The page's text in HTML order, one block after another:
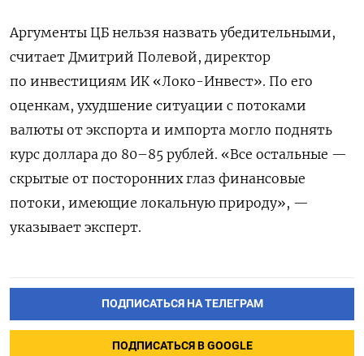
Аргументы ЦБ нельзя назвать убедительными,
считает Дмитрий Полевой, директор
по инвестициям ИК «Локо-Инвест». По его
оценкам, ухудшение ситуации с потоками
валюты от экспорта и импорта могло поднять
курс доллара до 80–85 рублей. «Все остальные —
скрытые от посторонних глаз финансовые
потоки, имеющие локальную природу», —
указывает эксперт.
ПОДПИСАТЬСЯ НА ТЕЛЕГРАМ
ПОДПИСАТЬСЯ В GOOGLE